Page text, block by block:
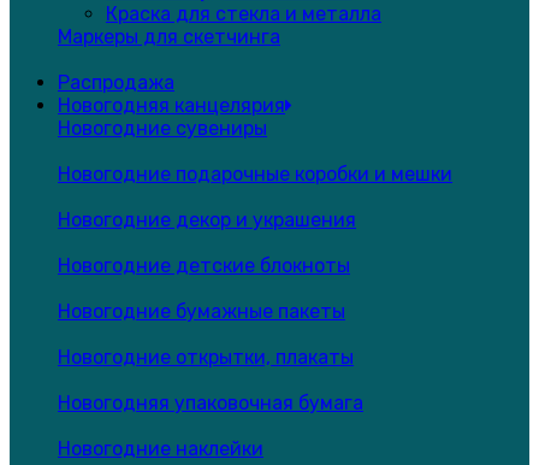
Краска для стекла и металла
Маркеры для скетчинга
Распродажа
Новогодняя канцелярия
Новогодние сувениры
Новогодние подарочные коробки и мешки
Новогодние декор и украшения
Новогодние детские блокноты
Новогодние бумажные пакеты
Новогодние открытки, плакаты
Новогодняя упаковочная бумага
Новогодние наклейки